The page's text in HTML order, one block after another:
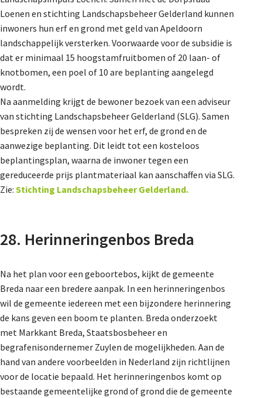
Loenen en stichting Landschapsbeheer Gelderland kunnen
inwoners hun erf en grond met geld van Apeldoorn
landschappelijk versterken. Voorwaarde voor de subsidie is
dat er minimaal 15 hoogstamfruitbomen of 20 laan- of
knotbomen, een poel of 10 are beplanting aangelegd
wordt.
Na aanmelding krijgt de bewoner bezoek van een adviseur
van stichting Landschapsbeheer Gelderland (SLG). Samen
bespreken zij de wensen voor het erf, de grond en de
aanwezige beplanting. Dit leidt tot een kosteloos
beplantingsplan, waarna de inwoner tegen een
gereduceerde prijs plantmateriaal kan aanschaffen via SLG.
Zie: Stichting Landschapsbeheer Gelderland.
28. Herinneringenbos Breda
Na het plan voor een geboortebos, kijkt de gemeente
Breda naar een bredere aanpak. In een herinneringenbos
wil de gemeente iedereen met een bijzondere herinnering
de kans geven een boom te planten. Breda onderzoekt
met Markkant Breda, Staatsbosbeheer en
begrafenisondernemer Zuylen de mogelijkheden. Aan de
hand van andere voorbeelden in Nederland zijn richtlijnen
voor de locatie bepaald. Het herinneringenbos komt op
bestaande gemeentelijke grond of grond die de gemeente